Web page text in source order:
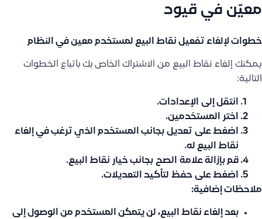
معيّن في قيود
خطوات لإلغاء تفعيل نقاط البيع لمستخدم معين في النظام
يمكنك إلغاء نقاط البيع من الاشتراك الخاص بك باتباع الخطوات
التالية:
انتقل إلى الإعدادات.
اختر
المستخدمين.
اضغط على تعديل بجانب المستخدم الذي ترغب في إلغاء
نقاط البيع له.
قم بإزالة علامة
الصح بجانب خيار نقاط البيع.
اضغط على حفظ لتأكيد التعديلات.
ملاحظات إضافية:
بعد إلغاء نقاط البيع، لن يتمكن المستخدم من الوصول إلى